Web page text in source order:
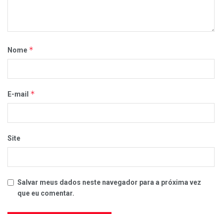
Nome *
E-mail *
Site
Salvar meus dados neste navegador para a próxima vez
que eu comentar.